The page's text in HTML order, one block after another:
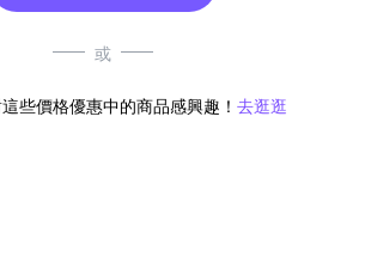
或
些價格優惠中的商品感興趣！ 去逛逛